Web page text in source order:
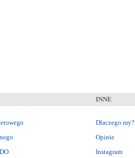
INNE
Dlaczego my?
Opinie
Instagram